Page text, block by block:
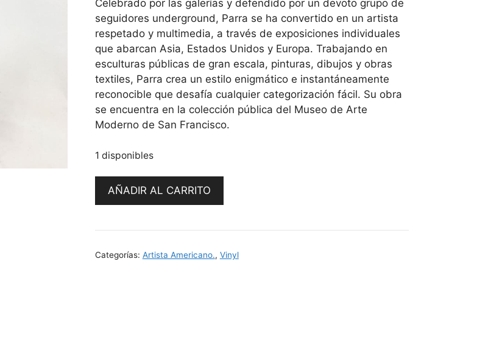
Celebrado por las galerías y defendido por un devoto grupo de
seguidores underground, Parra se ha convertido en un artista
respetado y multimedia, a través de exposiciones individuales
que abarcan Asia, Estados Unidos y Europa. Trabajando en
esculturas públicas de gran escala, pinturas, dibujos y obras
textiles, Parra crea un estilo enigmático e instantáneamente
reconocible que desafía cualquier categorización fácil. Su obra
se encuentra en la colección pública del Museo de Arte
Moderno de San Francisco.
1 disponibles
Pierced
cantidad
AÑADIR AL CARRITO
Categorías: Artista Americano., Vinyl